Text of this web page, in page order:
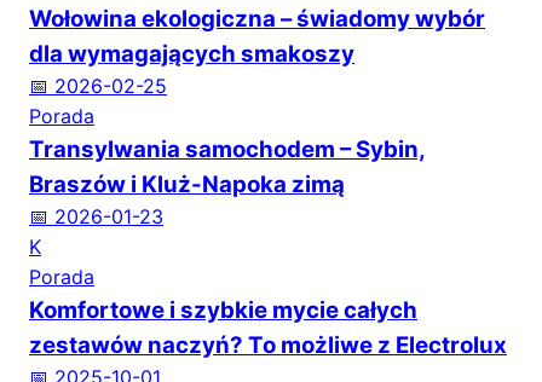
Wołowina ekologiczna – świadomy wybór
dla wymagających smakoszy
📅 2026-02-25
Porada
Transylwania samochodem – Sybin,
Braszów i Kluż-Napoka zimą
📅 2026-01-23
K
Porada
Komfortowe i szybkie mycie całych
zestawów naczyń? To możliwe z Electrolux